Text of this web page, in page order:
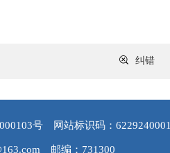
纠错
号 网站标识码：6229240001
邮编：731300